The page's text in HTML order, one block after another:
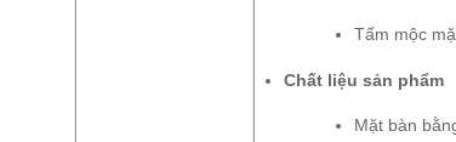
Tấm mộc
Chất liệu sản phẩm
Mặt bàn